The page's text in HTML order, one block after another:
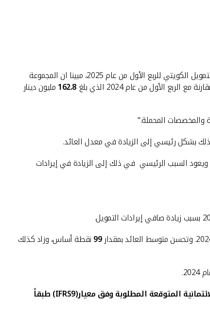
من جهته، استعرض رئيس المالية للمجموعة بالتكليف ومدير عام الاستثمارات والتخطيط والتقارير، يامين عبدالستار، الأداء المالي لمجموعة بيت التمويل الكويتي للربع الأول من عام 2025، مبينا ان المجموعة
مع الربع الأول من عام 2024 الذي بلغ 162.8مليون دينار
والمخصصات المحملة."
ويعود السبب الرئيسي في ذلك إلى الزيادة في إيرادات
99نقطة أساس، وزاد كذلك
المتوقعة المطلوبة وفق معيار(IFRS9) طبقاً